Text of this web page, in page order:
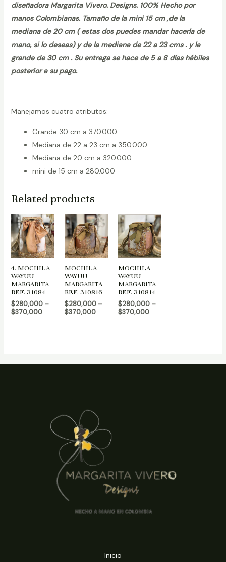
diseñadora Margarita Vivero. Designs. 100% Hecho por
manos Colombianas. Tamaño de la mini 15 cm ,de la
mediana de 20 cm ( estas dos puedes mandar hacerla de
mano, si lo deseas) y de la mediana de 22 a 23 cms . y la
grande de 30 cm . Su entrega se hace de 5 a 8 días hábiles
posterior a su pago.
Manejamos cuatro atributos:
Grande 30 cm a 370.000
Mediana de 22 a 23 cm a 350.000
Mediana de 20 cm a 320.000
mini de 15 cm a 280.000
Related products
4. MOCHILA
WAYUU
MARGARITA
REF. 31084
$280,000–
$370,000
MOCHILA
WAYUU
MARGARITA
REF. 310816
$280,000–
$370,000
MOCHILA
WAYUU
MARGARITA
REF. 310814
$280,000–
$370,000
Inicio